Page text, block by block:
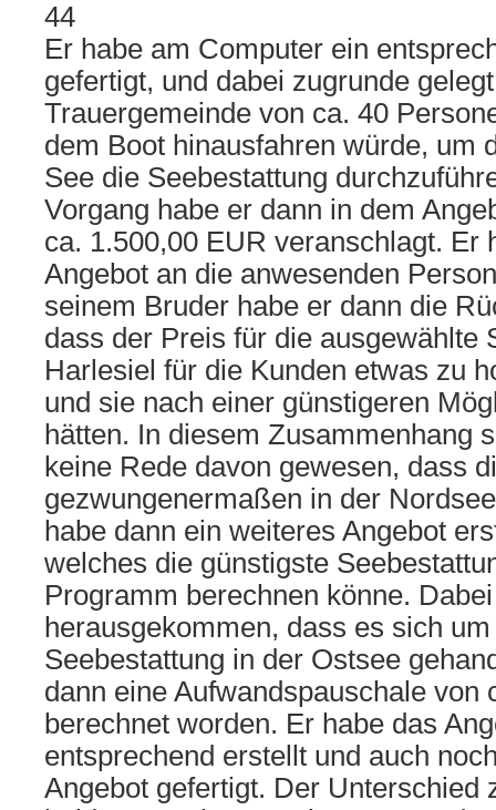
44
Er habe am Computer ein
gefertigt, und dabei zugrunde
Trauergemeinde von ca. 40
dem Boot hinausfahren würde, um
See die Seebestattung
Vorgang habe er dann in dem
ca. 1.500,00 EUR veranschlagt. Er
Angebot an die anwesenden
seinem Bruder habe er dann die
dass der Preis für die ausgewählte
Harlesiel für die Kunden etwas zu
und sie nach einer günstigeren
hätten. In diesem Zusammenhang
keine Rede davon gewesen, dass
gezwungenermaßen in der
habe dann ein weiteres Angebot
welches die günstigste
Programm berechnen könne.
herausgekommen, dass es sich
Seebestattung in der Ostsee
dann eine Aufwandspauschale von
berechnet worden. Er habe das
entsprechend erstellt und auch
Angebot gefertigt. Der Unterschied